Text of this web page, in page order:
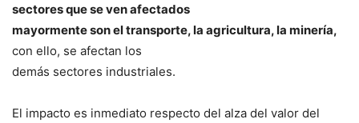
sectores que se ven afectados
mayormente son el transporte, la agricultura, la minería,
con ello, se afectan los
demás sectores industriales.
El impacto es inmediato respecto del alza del valor del